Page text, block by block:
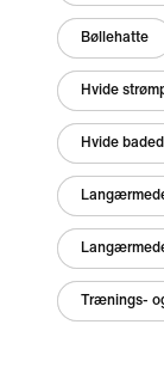
Bøllehatte
Hvide
Hvide
Trænings-